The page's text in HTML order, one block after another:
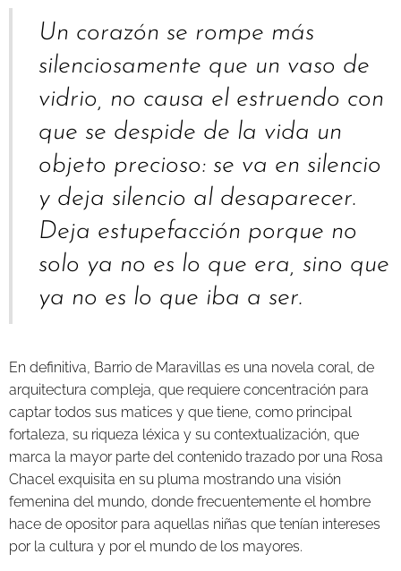
Un corazón se rompe más
silenciosamente que un vaso de
vidrio, no causa el estruendo con
que se despide de la vida un
objeto precioso: se va en silencio
y deja silencio al desaparecer.
Deja estupefacción porque no
solo ya no es lo que era, sino que
ya no es lo que iba a ser.
En definitiva, Barrio de Maravillas es una novela coral, de
arquitectura compleja, que requiere concentración para
captar todos sus matices y que tiene, como principal
fortaleza, su riqueza léxica y su contextualización, que
marca la mayor parte del contenido trazado por una Rosa
Chacel exquisita en su pluma mostrando una visión
femenina del mundo, donde frecuentemente el hombre
hace de opositor para aquellas niñas que tenían intereses
por la cultura y por el mundo de los mayores.